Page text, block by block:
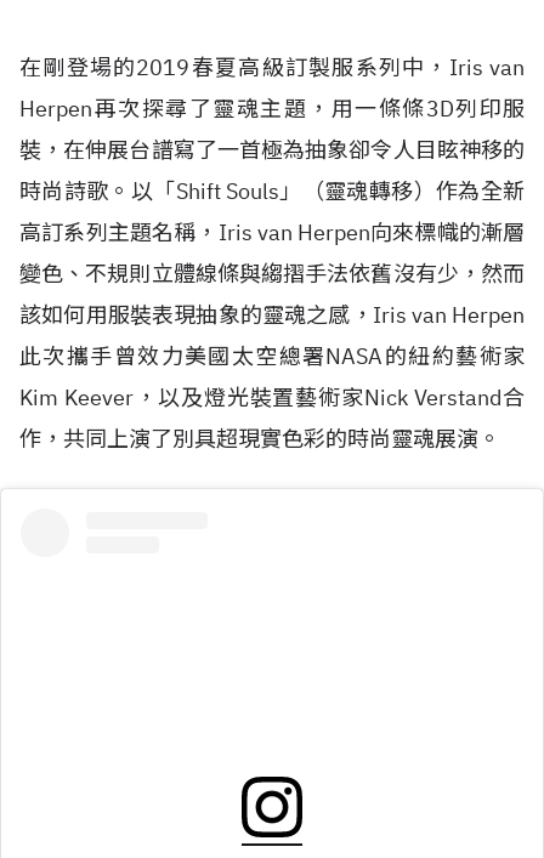
在剛登場的2019春夏高級訂製服系列中，Iris van
Herpen再次探尋了靈魂主題，用一條條3D列印服
裝，在伸展台譜寫了一首極為抽象卻令人目眩神移的
時尚詩歌。以「Shift Souls」（靈魂轉移）作為全新
高訂系列主題名稱，Iris van Herpen向來標幟的漸層
變色、不規則立體線條與縐摺手法依舊沒有少，然而
該如何用服裝表現抽象的靈魂之感，Iris van Herpen
此次攜手曾效力美國太空總署NASA的紐約藝術家
Kim Keever，以及燈光裝置藝術家Nick Verstand合
作，共同上演了別具超現實色彩的時尚靈魂展演。